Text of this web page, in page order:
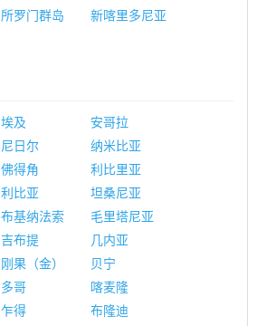
所罗门群岛
新喀里多尼亚
埃及
安哥拉
尼日尔
纳米比亚
佛得角
利比里亚
利比亚
坦桑尼亚
布基纳法索
毛里塔尼亚
吉布提
几内亚
刚果（金）
贝宁
多哥
喀麦隆
乍得
布隆迪